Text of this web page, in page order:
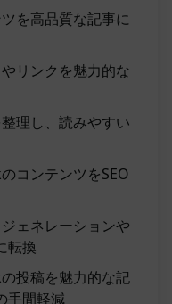
を高品質な記事に
リンクを魅力的な
理し、読みやすい
コンテンツをSEO
ェネレーションや
転換
投稿を魅力的な記
手間軽減